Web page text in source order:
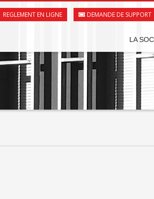
REGLEMENT EN LIGNE DEMANDE DE SUPPORT
LA